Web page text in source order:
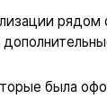
рядом
была